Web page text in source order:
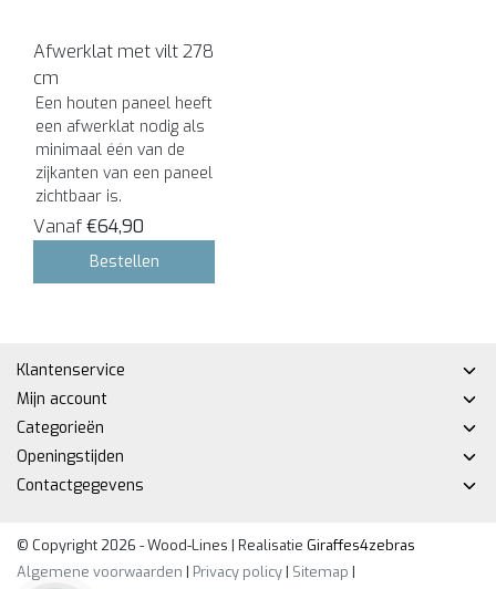
Afwerklat met vilt 278
cm
Een houten paneel heeft
een afwerklat nodig als
minimaal één van de
zijkanten van een paneel
zichtbaar is.
Vanaf€64,90
Bestellen
Klantenservice
Mijn account
Categorieën
Openingstijden
Contactgegevens
© Copyright 2026 - Wood-Lines | Realisatie Giraffes4zebras
Algemene voorwaarden | Privacy policy | Sitemap |